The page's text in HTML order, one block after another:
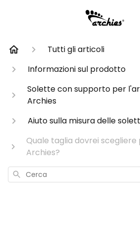
Tutti gli articoli
Informazioni sul prodotto
Solette con supporto per
Archies
Aiuto sulla misura delle
Quale taglia dovrei
Archies?
Cerca